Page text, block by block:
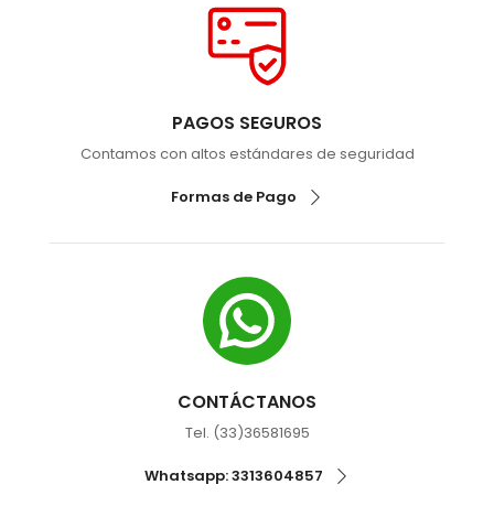
PAGOS SEGUROS
Contamos con altos estándares de seguridad
Formas de Pago
CONTÁCTANOS
Tel. (33)36581695
Whatsapp: 3313604857